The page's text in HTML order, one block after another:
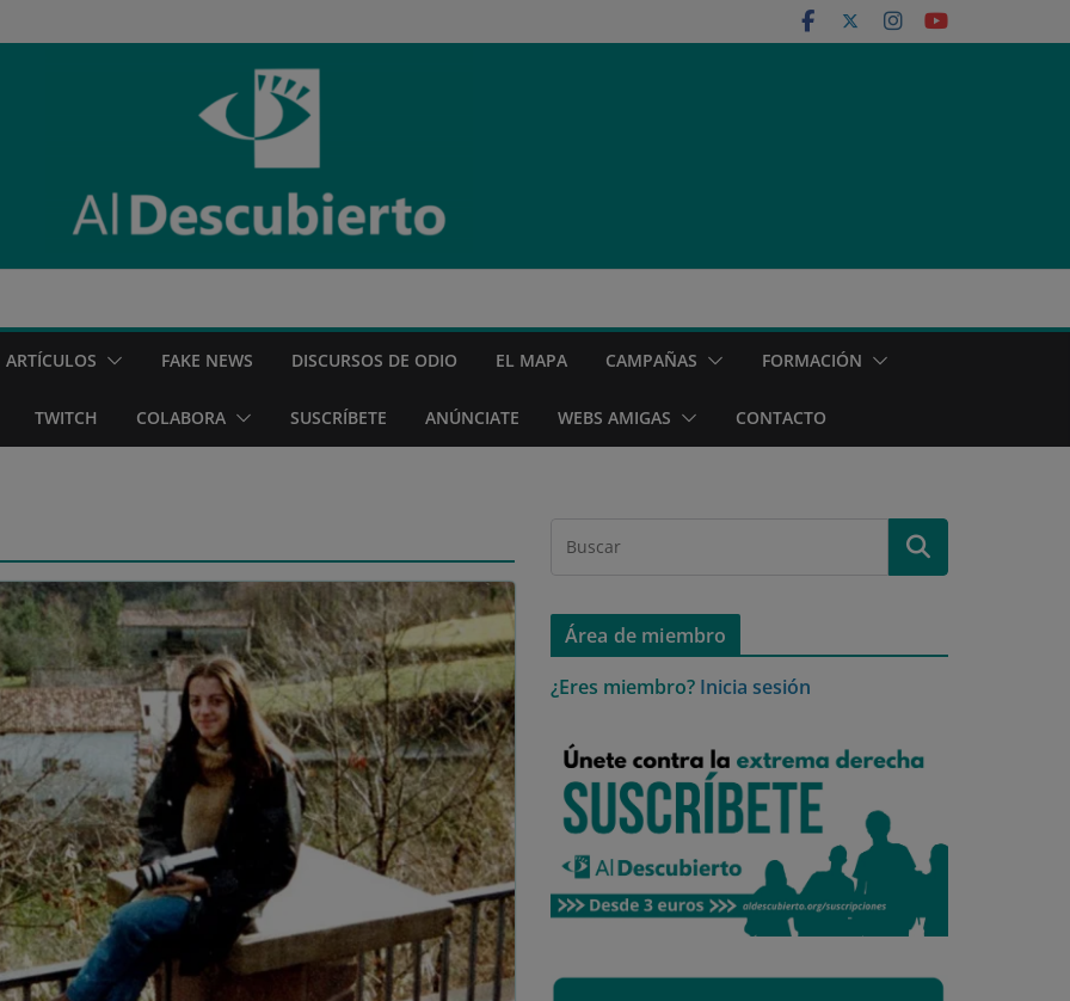
ARTÍCULOS FAKE NEWS DISCURSOS DE ODIO EL MAPA CAMPAÑAS FORMACIÓN
TWITCH COLABORA SUSCRÍBETE ANÚNCIATE WEBS AMIGAS CONTACTO
Área de miembro
¿Eres miembro? Inicia sesión